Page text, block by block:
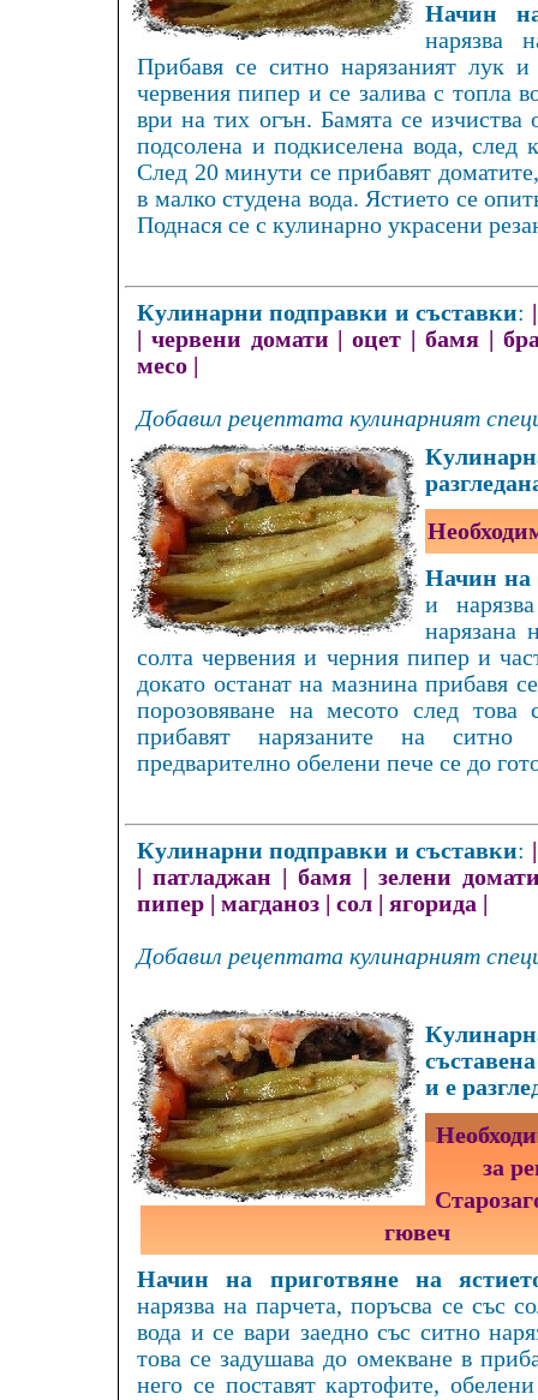
Начин
нарязва
Прибавя се ситно нарязаният лук
червения пипер и се залива с топла
ври на тих огън. Бамята се
подсолена и подкиселена вода,
След 20 минути се прибавят
в малко студена вода. Ястието се
Поднася се с кулинарно украсени
Кулинарни подправки и съставки:
червени домати |оцет бамя
месо
Добавил рецептата кулинарният
Начин на
и
нарязана
солта червения и черния пипер и
докато останат на мазнина прибавя
порозовяване на месото след
прибавят нарязаните на ситно
предварително обелени пече се до
Кулинарни подправки и съставки:
патладжан бамя
зелени
пипер
магданоз сол ягорида
Добавил рецептата кулинарният
и е
за
гювеч
Начин на приготвяне на
нарязва на парчета, поръсва се със
вода и се вари заедно със ситно
това се задушава до омекване в
него се поставят картофите,